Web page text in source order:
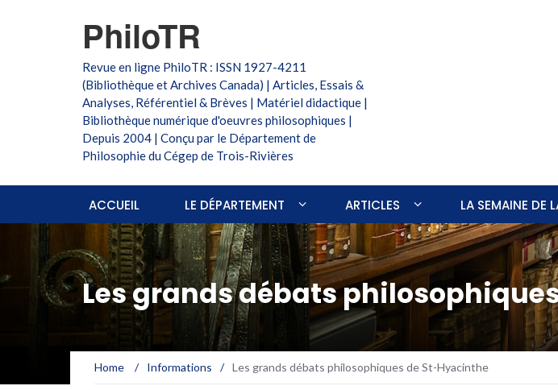
PhiloTR
Revue en ligne PhiloTR : ISSN 1927-4211
(Bibliothèque et Archives Canada) | Articles, Essais &
Analyses, Référentiel & Brèves | Matériel didactique |
Bibliothèque numérique d'oeuvres philosophiques |
Depuis 2004 | Conçu par le Département de
Philosophie du Cégep de Trois-Rivières
ACCUEIL LE DÉPARTEMENT ARTICLES LA SEMAINE DE
Les grands débats
Home / Informations / Les grands débats philosophiques de St-Hyacinthe